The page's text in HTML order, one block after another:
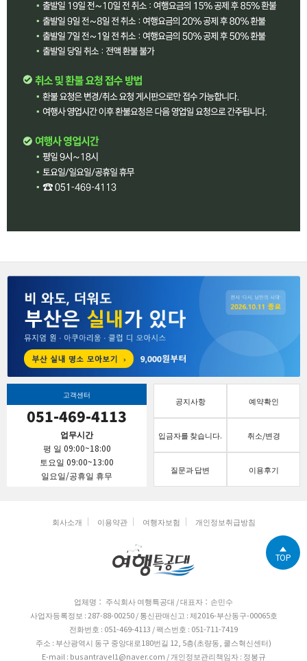
고객센터
051-469-4113
업무시간
평 일 09:00~18:00
토요일 09:00~13:00
일요일/공휴일 휴무
공지사항 예약확인
입금자를 찾습니다. 취소/변경
질문과 답변 이용후기
회사소개 이용약관 여행자보험 개인정보취급방침
업체명： 주식회사 여행특공대 / 대표자：손민수
사업자등록정보 : 287-88-00250 / 통신판매신고 : 제2016-부산동구-00065호
전화번호 : 051-469-4113 / 팩스번호 : 051-711-7419
주소 : 부산광역시 동구 중앙대로180번길 12, 5층(초량동, 쿨스혁신센터)
E-mail : busantravel1@naver.com / 개인정보관리책임자 : 정봉규
TOP